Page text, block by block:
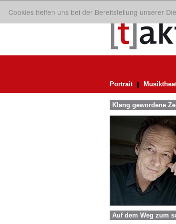
Cookies helfen uns bei der Bereitstellung unserer
Portrait
Klang gewordene
Auf dem Weg zum